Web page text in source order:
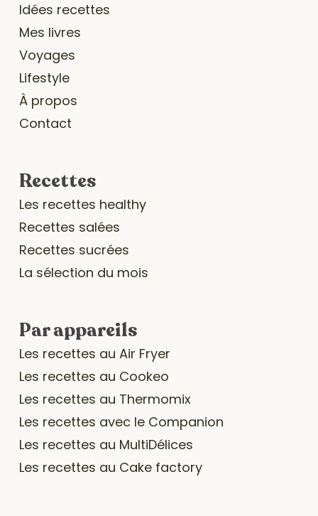
Idées recettes
Mes livres
Voyages
Lifestyle
À propos
Contact
Recettes
Les recettes healthy
Recettes salées
Recettes sucrées
La sélection du mois
Par appareils
Les recettes au Air Fryer
Les recettes au Cookeo
Les recettes au Thermomix
Les recettes avec le Companion
Les recettes au MultiDélices
Les recettes au Cake factory